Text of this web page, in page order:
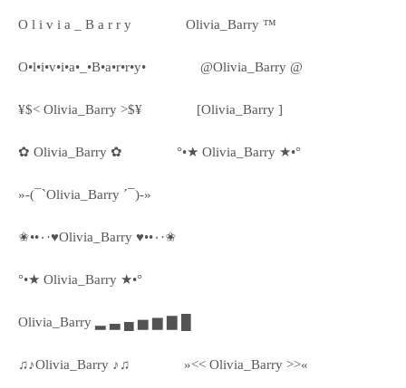
O l i v i a _ B a r r y Olivia_Barry ™
O•l•i•v•i•a•_•B•a•r•r•y• @Olivia_Barry @
¥$< Olivia_Barry >$¥ [Olivia_Barry ]
✿ Olivia_Barry ✿ °•★ Olivia_Barry ★•°
»-(¯`Olivia_Barry ´¯)-»
✬••٠·♥Olivia_Barry ♥••٠·✬
°•★ Olivia_Barry ★•°
Olivia_Barry ▂ ▃ ▄ ▅ ▆ ▇ █
♫♪Olivia_Barry ♪♫ »<< Olivia_Barry >>«